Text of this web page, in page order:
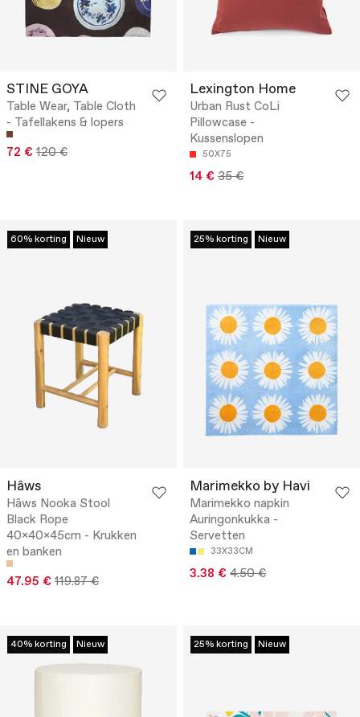
STINE GOYA
Table Wear, Table Cloth
- Tafellakens & lopers
72 € 120 €
Lexington Home
Urban Rust CoLi
Pillowcase -
Kussenslopen
50X75
14 € 35 €
60% korting Nieuw
Hâws
Hâws Nooka Stool
Black Rope
40x40x45cm - Krukken
en banken
47.95 € 119.87 €
25% korting Nieuw
Marimekko by Havi
Marimekko napkin
Auringonkukka -
Servetten
33X33CM
3.38 € 4.50 €
40% korting Nieuw 25% korting Nieuw